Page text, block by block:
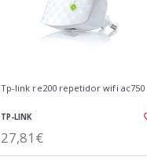
Tp-link re200 repetidor wifi ac750
TP-LINK
27,81€